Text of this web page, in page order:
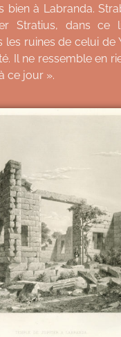
bien à Labranda.
Stratius, dans ce
les ruines de celui de
Il ne ressemble en
ce jour ».